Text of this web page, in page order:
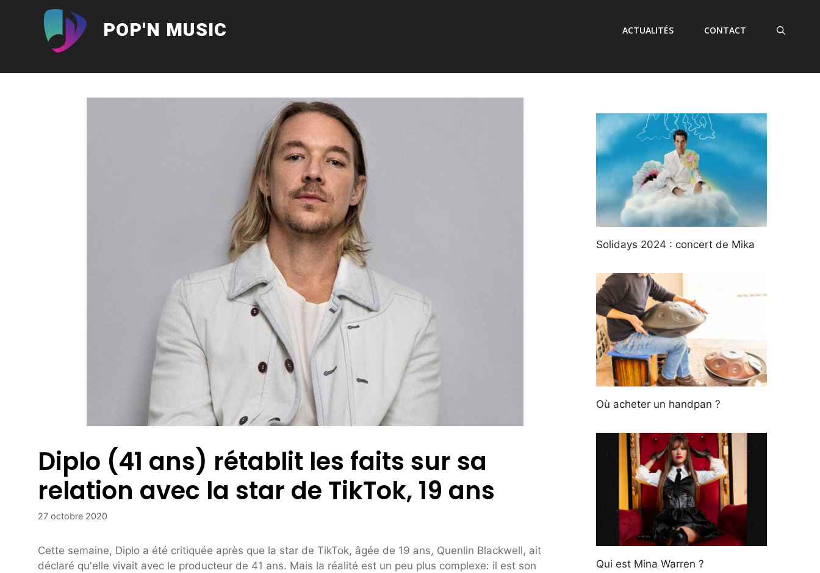
POP'N MUSIC ACTUALITÉS CONTACT
Diplo (41 ans) rétablit les faits sur sa
relation avec la star de TikTok, 19 ans
27 octobre 2020
Cette semaine, Diplo a été critiquée après que la star de TikTok, âgée de 19 ans, Quenlin Blackwell, ait
déclaré qu'elle vivait avec le producteur de 41 ans. Mais la réalité est un peu plus complexe: il est son
Solidays 2024 : concert de Mika
Où acheter un handpan ?
Qui est Mina Warren ?